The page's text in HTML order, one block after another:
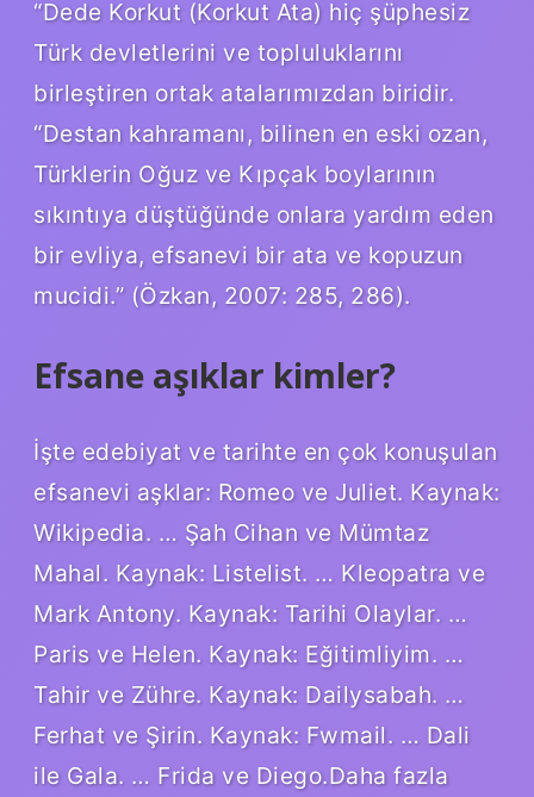
“Dede Korkut (Korkut Ata) hiç şüphesiz
Türk devletlerini ve topluluklarını
birleştiren ortak atalarımızdan biridir.
“Destan kahramanı, bilinen en eski ozan,
Türklerin Oğuz ve Kıpçak boylarının
sıkıntıya düştüğünde onlara yardım eden
bir evliya, efsanevi bir ata ve kopuzun
mucidi.” (Özkan, 2007: 285, 286).
Efsane aşıklar kimler?
İşte edebiyat ve tarihte en çok konuşulan
efsanevi aşklar: Romeo ve Juliet. Kaynak:
Wikipedia. … Şah Cihan ve Mümtaz
Mahal. Kaynak: Listelist. … Kleopatra ve
Mark Antony. Kaynak: Tarihi Olaylar. …
Paris ve Helen. Kaynak: Eğitimliyim. …
Tahir ve Zühre. Kaynak: Dailysabah. …
Ferhat ve Şirin. Kaynak: Fwmail. … Dali
ile Gala. … Frida ve Diego.Daha fazla